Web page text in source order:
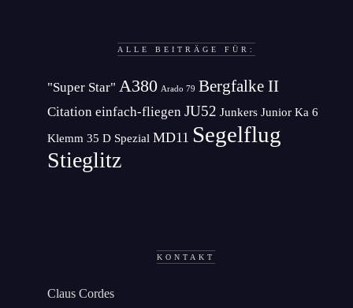
ALLE BEITRÄGE FÜR:
"Super Star" A380 Arado 79 Bergfalke II
Citation einfach-fliegen JU52 Junkers Junior Ka 6
Klemm 35 D Spezial MD11 Segelflug
Stieglitz
KONTAKT
Claus Cordes